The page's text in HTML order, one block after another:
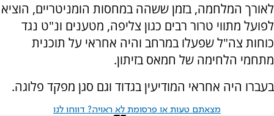
לאורך המלחמה, בזמן ששהה במחסות הומניטריים, הוציא
לפועל מתווי טרור רבים כגון צליפה, מטענים ונ"ט נגד
כוחות צה"ל שפעלו במרחב והיה אחראי על תוכנית
מתחמי הלחימה של חמאס בזיתון.
בעברו היה אחראי המודיעין בגדוד וגם סגן מפקד פלוגה.
מצאתם טעות או פרסומת לא ראויה? דווחו לנו